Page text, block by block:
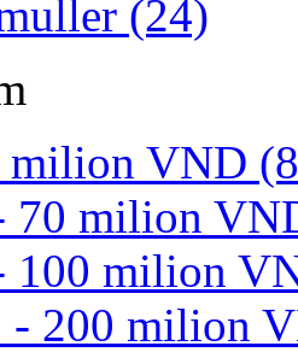
(24)
milion VND
70 milion
100 milion
- 200 milion